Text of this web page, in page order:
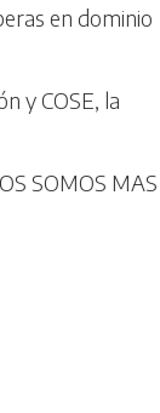
en dominio
y COSE, la
SOMOS MAS